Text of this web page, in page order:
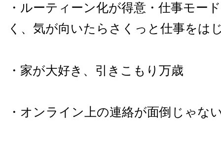
・ルーティーン化が得意・仕事モー
く、気が向いたらさくっと仕事をは
・家が大好き、引きこもり万歳
・オンライン上の連絡が面倒じゃな